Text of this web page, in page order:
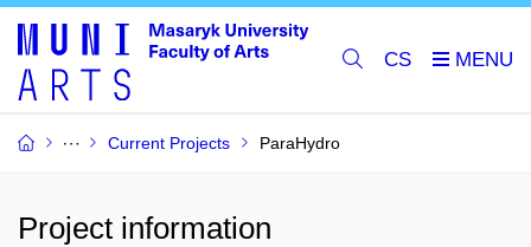
CS
Current Projects ParaHydro
Project information